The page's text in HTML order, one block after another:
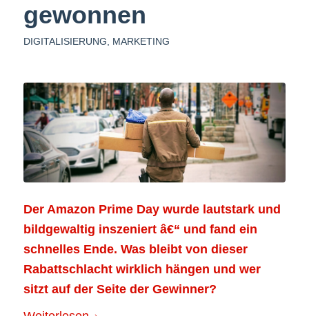
gewonnen
DIGITALISIERUNG MARKETING
Der Amazon Prime Day wurde lautstark und
bildgewaltig inszeniert â€“ und fand ein
schnelles Ende. Was bleibt von dieser
Rabattschlacht wirklich hängen und wer
sitzt auf der Seite der Gewinner?